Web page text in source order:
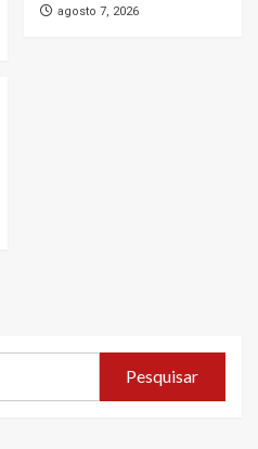
agosto 7, 2026
Pesquisar